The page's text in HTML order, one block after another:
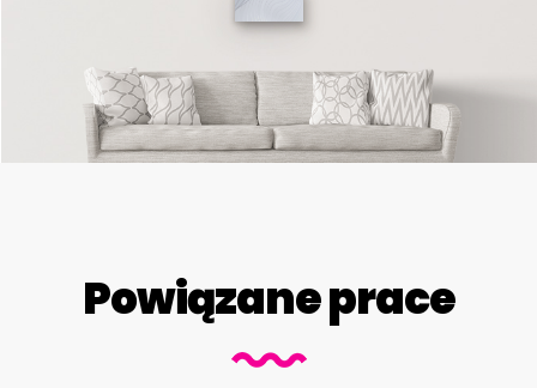
Powiązane prace